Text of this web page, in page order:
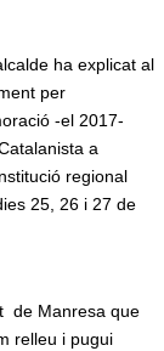
ha explicat al
per
-el 2017-
a
regional
25, 26 i 27 de
de Manresa que
relleu i pugui